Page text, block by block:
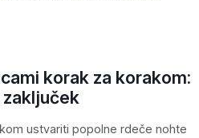
korak za korakom:
ustvariti popolne rdeče nohte